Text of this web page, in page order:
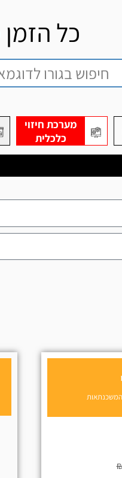
כל הזמן
מערכת חיזוי
כלכלית
המשכנתאות